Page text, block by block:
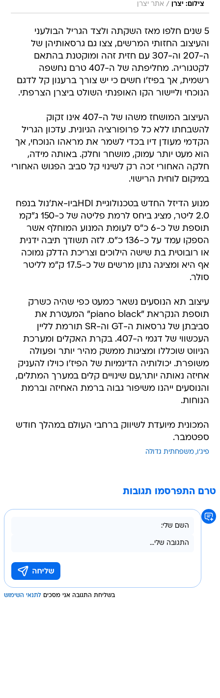
צילום: יצרן / אתר יצרן
5 שנים חלפו מאז השקתה ולצד הגריל הבולעני
והעיצוב החזותי המרשים, צצו גם גרסאותיהן של
ה-207 וה-307 עם חזית זהה ומוקטנת בהתאם
לקטגוריה. מחליפתה של ה-407 טרם נחשפה
רשמית, אך בפיז'ו חשים כי יש צורך ברענון קל לדגם
הנוכחי וליישור הקו האופנתי השולט ביצרן הצרפתי.
העיצוב המושחז משהו של ה-407 אינו זקוק
להשבחתו ללא כל פרופורציה הגיונית. עדכון הגריל
הקדמי מעודן דיו בכדי לשמר את מראהו הנוכחי, אך
הוא מעט יותר עמוק, מושחר וחלק. באותה מידה,
חלקה האחורי זכה רק לשינוי קל סביב הפגוש האחורי
במיקום לוחית הרישוי.
מנוע הדיזל החדש בטכנולוגיית HDIביו-את'נול בנפח
2.0 ליטר, מציג ביחס לרמת פליטה של כ-150 ג"קמ
תוספת של כ-6 כ"ס לעומת המנוע המוחלף אשר
הספקו עמד על כ-136 כ"ס. לזה תשודך תיבה ידנית
או רובוטית בת שישה הילוכים וצריכת הדלק נמוכה
אף היא ומציגה נתון מרשים של כ-17.5 ק"מ לליטר
סולר.
עיצוב תא הנוסעים נשאר כמעט כפי שהיה כשרק
תוספת הנקראת "piano black" המעטרת את
סביבתן של גרסאות ה-GT וה-SR תורמת לליין
העכשווי של דגמי ה-407. בקרת האקלים ומערכת
הניווט שוכללו ומציגות ממשק מהיר יותר ופעולה
משופרת. יכולותיה הדינמיות של הפיז'ו כוילו להעניק
אחיזה נאותה יותר,עם שינויים קלים במערך המתלים,
והנוסעים ייהנו משיפור גבוה ברמת האחיזה וברמת
הנוחות.
המכונית מיועדת לשיווק ברחבי העולם במהלך חודש
ספטמבר.
פיג'ו משפחתית גדולה
טרם התפרסמו תגובות
בשליחת התגובה אני מסכים לתנאי השימוש